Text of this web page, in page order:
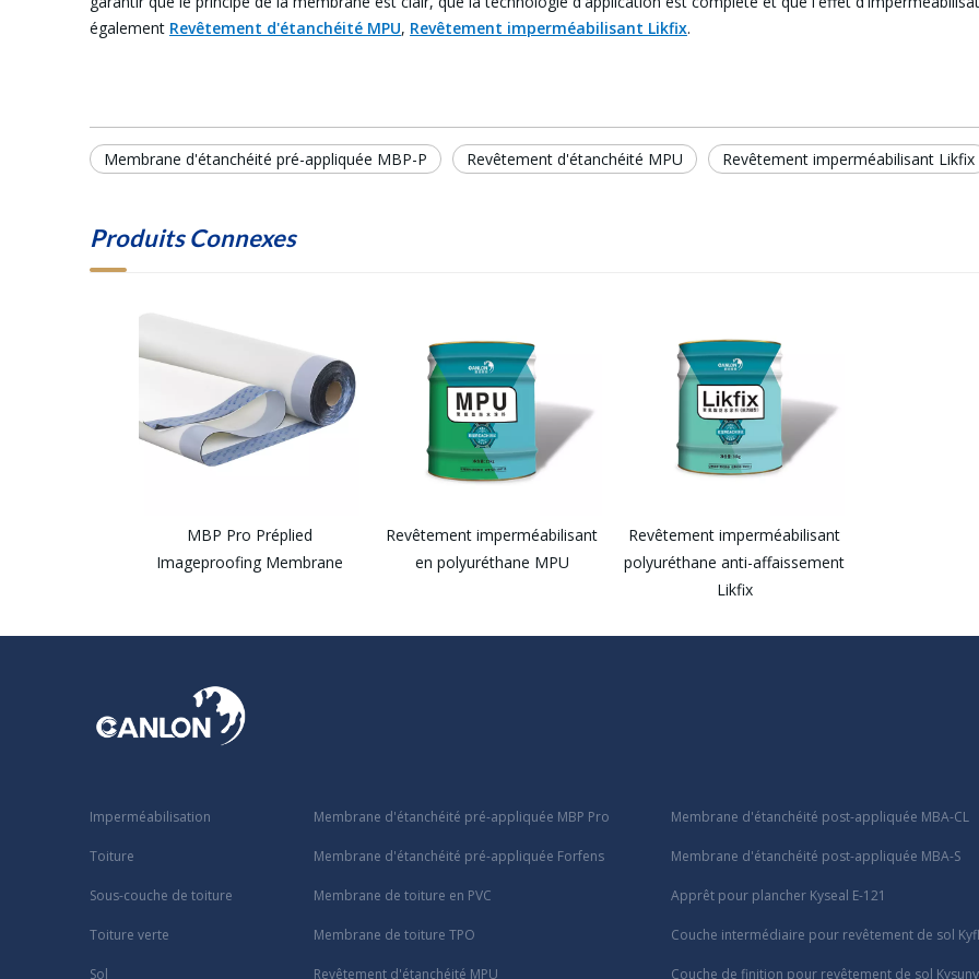
également Revêtement d'étanchéité MPU, Revêtement imperméabilisant Likfix.
Membrane d'étanchéité pré-appliquée MBP-P Revêtement d'étanchéité MPU Revêtement imperméabilisant Likfix
Produits Connexes
MBP Pro Préplied
Imageproofing Membrane
Revêtement imperméabilisant
en polyuréthane MPU
Revêtement imperméabilisant
polyuréthane anti-affaissement
Likfix
Imperméabilisation
Toiture
Sous-couche de toiture
Toiture verte
Sol
Membrane d'étanchéité pré-appliquée MBP Pro
Membrane d'étanchéité pré-appliquée Forfens
Membrane de toiture en PVC
Membrane de toiture TPO
Revêtement d'étanchéité MPU
Membrane d'étanchéité post-appliquée MBA-CL
Membrane d'étanchéité post-appliquée MBA-S
Apprêt pour plancher Kyseal E-121
Couche intermédiaire pour revêtement de sol
Couche de finition pour revêtement de sol Kysuny